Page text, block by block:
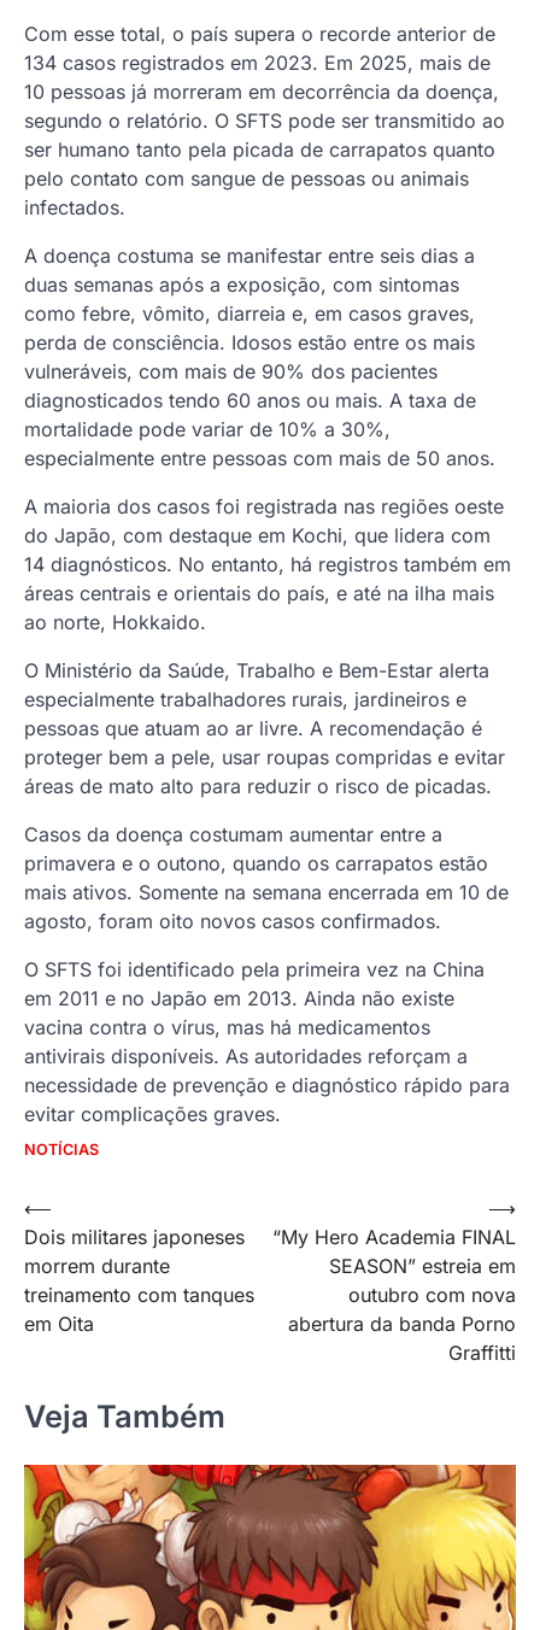
Com esse total, o país supera o recorde anterior de
134 casos registrados em 2023. Em 2025, mais de
10 pessoas já morreram em decorrência da doença,
segundo o relatório. O SFTS pode ser transmitido ao
ser humano tanto pela picada de carrapatos quanto
pelo contato com sangue de pessoas ou animais
infectados.
A doença costuma se manifestar entre seis dias a
duas semanas após a exposição, com sintomas
como febre, vômito, diarreia e, em casos graves,
perda de consciência. Idosos estão entre os mais
vulneráveis, com mais de 90% dos pacientes
diagnosticados tendo 60 anos ou mais. A taxa de
mortalidade pode variar de 10% a 30%,
especialmente entre pessoas com mais de 50 anos.
A maioria dos casos foi registrada nas regiões oeste
do Japão, com destaque em Kochi, que lidera com
14 diagnósticos. No entanto, há registros também em
áreas centrais e orientais do país, e até na ilha mais
ao norte, Hokkaido.
O Ministério da Saúde, Trabalho e Bem-Estar alerta
especialmente trabalhadores rurais, jardineiros e
pessoas que atuam ao ar livre. A recomendação é
proteger bem a pele, usar roupas compridas e evitar
áreas de mato alto para reduzir o risco de picadas.
Casos da doença costumam aumentar entre a
primavera e o outono, quando os carrapatos estão
mais ativos. Somente na semana encerrada em 10 de
agosto, foram oito novos casos confirmados.
O SFTS foi identificado pela primeira vez na China
em 2011 e no Japão em 2013. Ainda não existe
vacina contra o vírus, mas há medicamentos
antivirais disponíveis. As autoridades reforçam a
necessidade de prevenção e diagnóstico rápido para
evitar complicações graves.
NOTÍCIAS
Navegação
de
Post
⟵
Dois militares japoneses
morrem durante
treinamento com tanques
em Oita
“My Hero Academia FINAL
SEASON” estreia em
outubro com nova
abertura da banda Porno
Graffitti
⟶
Veja Também